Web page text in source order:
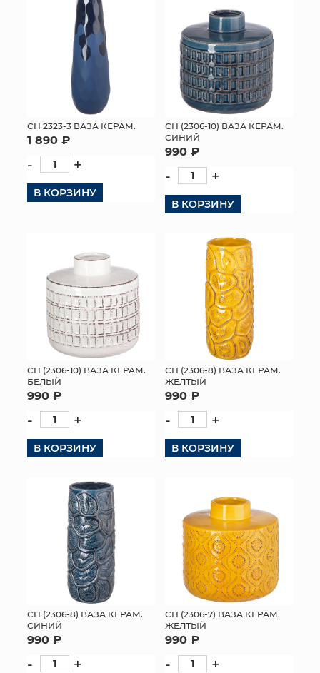
СН 2323-3 ВАЗА КЕРАМ.
1 890 ₽
- +
В КОРЗИНУ
СН (2306-10) ВАЗА КЕРАМ.
СИНИЙ
990 ₽
- +
В КОРЗИНУ
СН (2306-10) ВАЗА КЕРАМ.
БЕЛЫЙ
990 ₽
- +
В КОРЗИНУ
СН (2306-8) ВАЗА КЕРАМ.
ЖЕЛТЫЙ
990 ₽
- +
В КОРЗИНУ
СН (2306-8) ВАЗА КЕРАМ.
СИНИЙ
990 ₽
- +
СН (2306-7) ВАЗА КЕРАМ.
ЖЕЛТЫЙ
990 ₽
- +